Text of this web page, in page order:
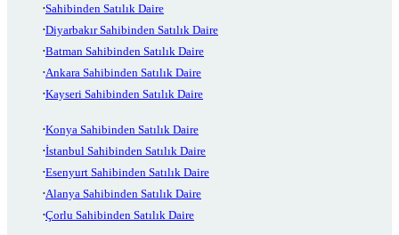
Sahibinden Satılık Daire
Diyarbakır Sahibinden Satılık Daire
Batman Sahibinden Satılık Daire
Ankara Sahibinden Satılık Daire
Kayseri Sahibinden Satılık Daire
Konya Sahibinden Satılık Daire
İstanbul Sahibinden Satılık Daire
Esenyurt Sahibinden Satılık Daire
Alanya Sahibinden Satılık Daire
Çorlu Sahibinden Satılık Daire